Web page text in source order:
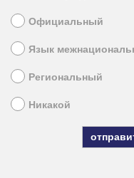
Официальный
Язык
Региональный
Никакой